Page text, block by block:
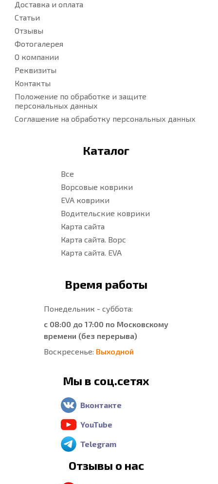
Доставка и оплата
Статьи
Отзывы
Фотогалерея
О компании
Реквизиты
Контакты
Положение по обработке и защите
персональных данных
Соглашение на обработку персональных данных
Каталог
Все
Ворсовые коврики
EVA коврики
Водительские коврики
Карта сайта
Карта сайта. Ворс
Карта сайта. EVA
Время работы
Понедельник - суббота:
с 08:00 до 17:00 по Московскому
времени (без перерыва)
Воскресенье: Выходной
Мы в соц.сетях
Вконтакте
YouTube
Telegram
Отзывы о нас